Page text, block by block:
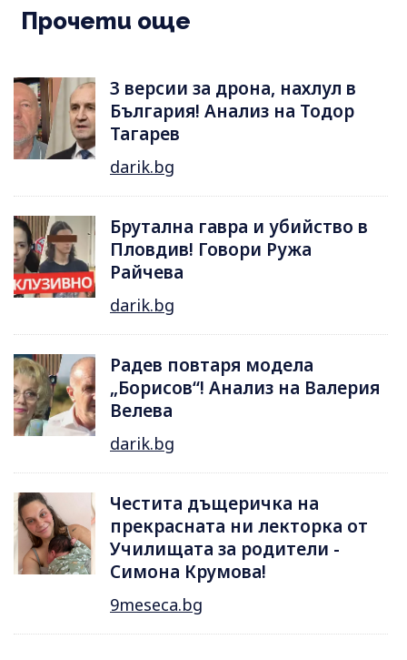
Прочети още
3 версии за дрона, нахлул в
България! Анализ на Тодор
Тагарев
darik.bg
Брутална гавра и убийство в
Пловдив! Говори Ружа
Райчева
darik.bg
Радев повтаря модела
„Борисов“! Анализ на Валерия
Велева
darik.bg
Честита дъщеричка на
прекрасната ни лекторка от
Училищата за родители -
Симона Крумова!
9meseca.bg